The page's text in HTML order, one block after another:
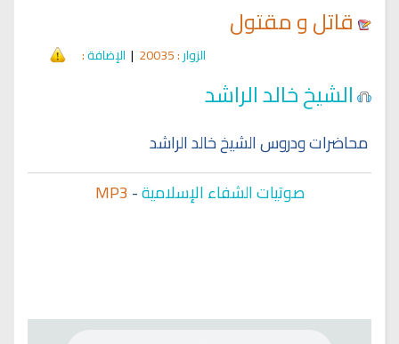
قاتل و مقتول
الزوار: 20035
| الإضافة:
الشيخ خالد الراشد
محاضرات ودروس الشيخ خالد الراشد
صوتيات الشفاء الإسلامية-
MP3